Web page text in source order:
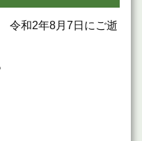
和2年8月7日にご逝